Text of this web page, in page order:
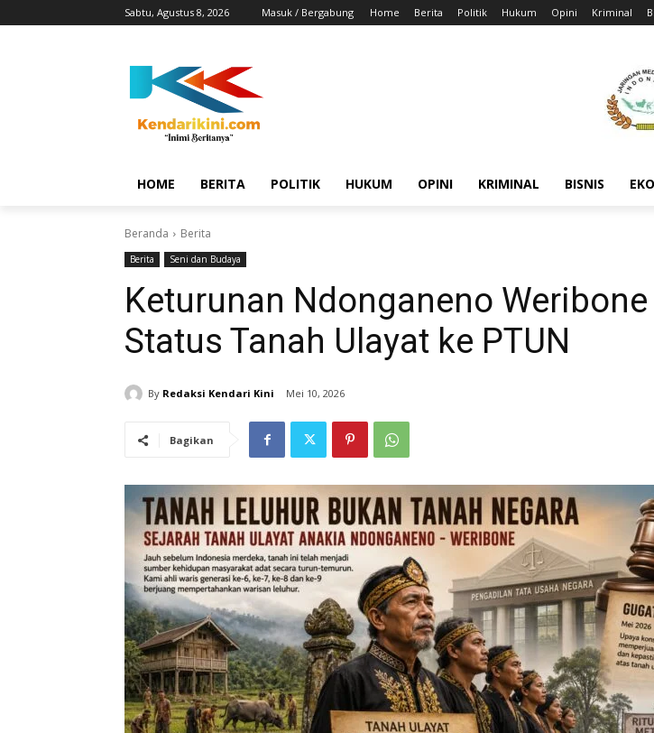
Sabtu, Agustus 8, 2026 Masuk / Bergabung Home Berita Politik Hukum Opini Kriminal
HOME BERITA POLITIK HUKUM OPINI KRIMINAL BISNIS
Beranda Berita
Berita Seni dan Budaya
Keturunan Ndonganeno
Status Tanah Ulayat ke PTUN
By Redaksi Kendari Kini Mei 10, 2026
Bagikan